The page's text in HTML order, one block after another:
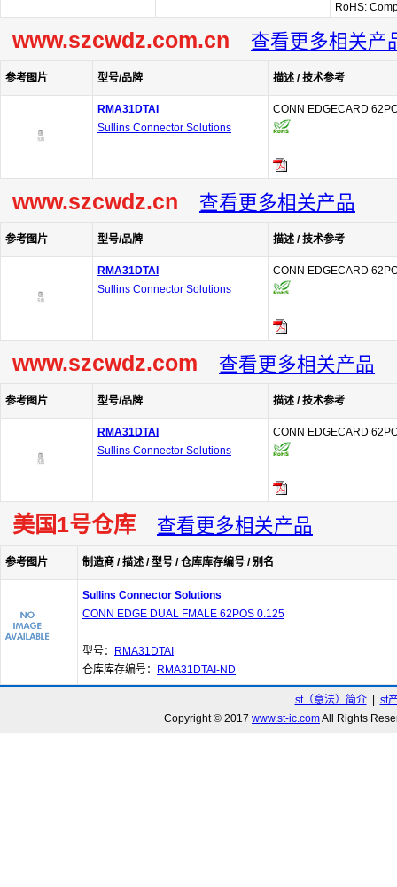
RoHS:
www.szcwdz.com.cn 查看更多相关产
参考图片 型号/品牌 描述 / 技术参考
RMA31DTAI
Sullins Connector Solutions
CONN EDGECARD
www.szcwdz.cn 查看更多相关产品
参考图片 型号/品牌 描述 / 技术参考
RMA31DTAI
Sullins Connector Solutions
CONN EDGECARD
www.szcwdz.com 查看更多相关产品
参考图片 型号/品牌 描述 / 技术参考
RMA31DTAI
Sullins Connector Solutions
CONN EDGECARD
美国1号仓库 查看更多相关产品
参考图片 制造商 / 描述 / 型号 / 仓库库存编号 / 别名
Sullins Connector Solutions
CONN EDGE DUAL FMALE 62POS 0.125
型号：
RMA31DTAI
仓库库存编号：
RMA31DTAI-ND
st（意法）简介| st
Copyright © 2017 www.st-ic.comAll Rights